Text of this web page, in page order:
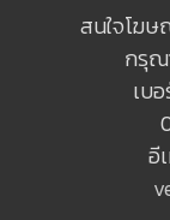
สนใจโฆ
กรุณ
เบ
อี